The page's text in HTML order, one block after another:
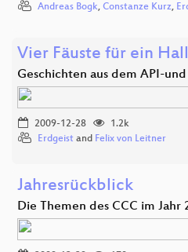
Andreas Bogk, Constanze Kurz,
Vier Fäuste für ein
Geschichten aus dem API-
2009-12-28
1.2k
Erdgeist and Felix von Leitner
Jahresrückblick
Die Themen des CCC im Jahr